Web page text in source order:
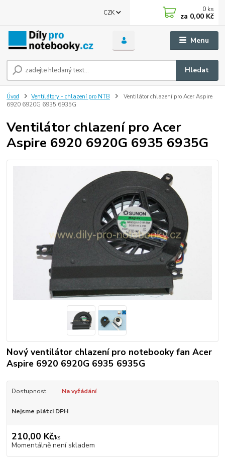
Menu
CZK
Hledat
0 ks
za 0,00 Kč
Úvod Ventilátory - chlazení pro NTB
Ventilátor chlazení pro Acer Aspire
6920 6920G 6935 6935G
Ventilátor chlazení pro Acer
Aspire 6920 6920G 6935 6935G
Nový ventilátor chlazení pro notebooky fan Acer
Aspire 6920 6920G 6935 6935G
Dostupnost Na vyžádání
Nejsme plátci DPH
210,00 Kč/ks
Momentálně není skladem